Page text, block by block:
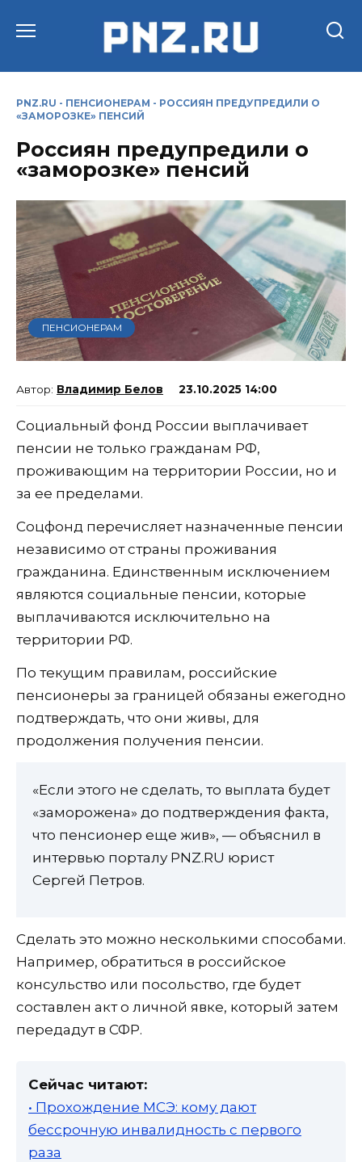
PNZ.RU - ПЕНСИОНЕРАМ - РОССИЯН ПРЕДУПРЕДИЛИ О
«ЗАМОРОЗКЕ» ПЕНСИЙ
Россиян предупредили о
«заморозке» пенсий
ПЕНСИОНЕРАМ
Владимир Белов 23.10.2025 14:00
Социальный фонд России выплачивает
пенсии не только гражданам РФ,
проживающим на территории России, но и
за ее пределами.
Соцфонд перечисляет назначенные пенсии
независимо от страны проживания
гражданина. Единственным исключением
являются социальные пенсии, которые
выплачиваются исключительно на
территории РФ.
По текущим правилам, российские
пенсионеры за границей обязаны ежегодно
подтверждать, что они живы, для
продолжения получения пенсии.
«Если этого не сделать, то выплата будет
«заморожена» до подтверждения факта,
что пенсионер еще жив», — объяснил в
интервью порталу PNZ.RU юрист
Сергей Петров.
Сделать это можно несколькими способами.
Например, обратиться в российское
консульство или посольство, где будет
составлен акт о личной явке, который затем
передадут в СФР.
Сейчас читают:
• Прохождение МСЭ: кому дают
бессрочную инвалидность с первого
раза